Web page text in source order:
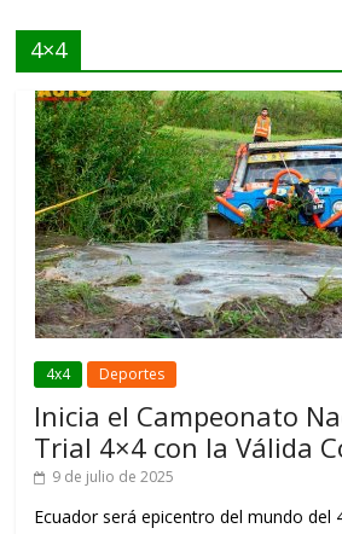
4×4
4x4 Deportes
Inicia el Campeonato
Trial 4×4 con la Válida
9 de julio de 2025
Ecuador será epicentro del mundo del